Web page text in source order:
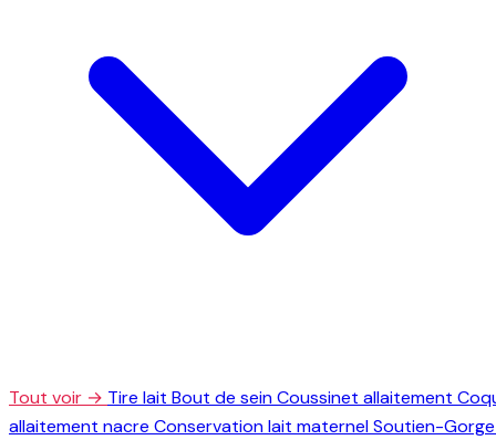
Tout voir → Tire lait Bout de seinCoussinet allaitement
allaitement nacre Conservation lait maternelSoutien-